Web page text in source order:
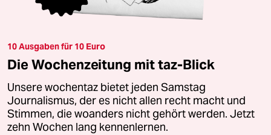
10 Ausgaben für 10 Euro
Die Wochenzeitung mit taz-Blick
Unsere wochentaz bietet jeden Samstag
Journalismus, der es nicht allen recht macht und
Stimmen, die woanders nicht gehört werden. Jetzt
zehn Wochen lang kennenlernen.